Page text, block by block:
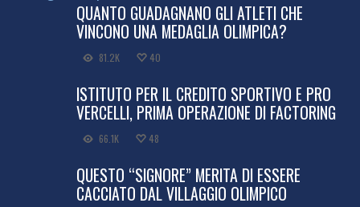
QUANTO GUADAGNANO GLI ATLETI CHE
VINCONO UNA MEDAGLIA OLIMPICA?
81.2K 40
ISTITUTO PER IL CREDITO SPORTIVO E PRO
VERCELLI, PRIMA OPERAZIONE DI FACTORING
66.1K 48
QUESTO “SIGNORE” MERITA DI ESSERE
CACCIATO DAL VILLAGGIO OLIMPICO